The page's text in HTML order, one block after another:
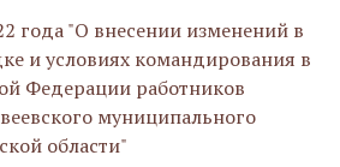
года "О внесении изменений в
и условиях командирования в
Федерации работников
муниципального
области"